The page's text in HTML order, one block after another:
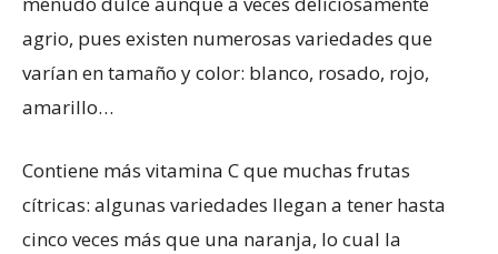
agrio, pues existen numerosas variedades que
varían en tamaño y color: blanco, rosado, rojo,
amarillo…
Contiene más vitamina C que muchas frutas
cítricas: algunas variedades llegan a tener hasta
cinco veces más que una naranja, lo cual la